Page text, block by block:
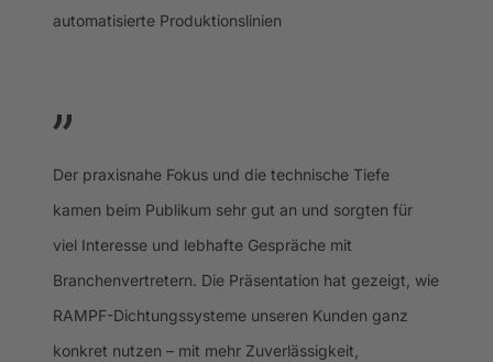
automatisierte Produktionslinien
Der praxisnahe Fokus und die technische Tiefe
kamen beim Publikum sehr gut an und sorgten für
viel Interesse und lebhafte Gespräche mit
Branchenvertretern. Die Präsentation hat gezeigt, wie
RAMPF-Dichtungssysteme unseren Kunden ganz
konkret nutzen – mit mehr Zuverlässigkeit,